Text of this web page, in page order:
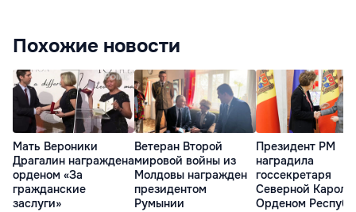
Похожие новости
Мать Вероники
Драгалин награждена
орденом «За
гражданские
заслуги»
Ветеран Второй
мировой войны из
Молдовы награжден
президентом
Румынии
Президент РМ
наградила
госсекретаря
Северной
Орденом